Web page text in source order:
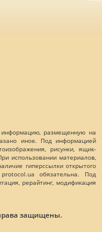
размещенную на
иное. Под информацией
рисунки, ящик-
использовании материалов,
гиперссылки открытого
обязательна. Под
рерайтинг, модификация
защищены.